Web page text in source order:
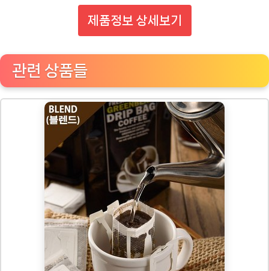
제품정보 상세보기
관련 상품들